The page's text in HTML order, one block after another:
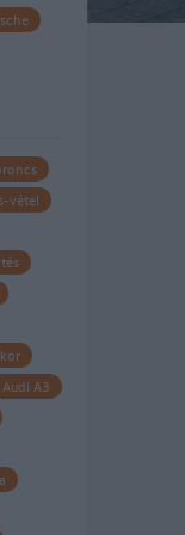
vétel
Audi A3